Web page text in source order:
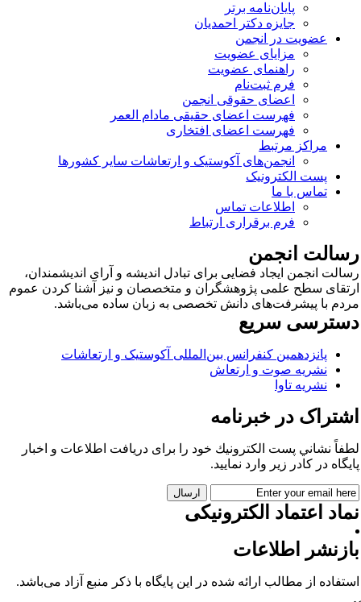
پایان‌نامه برتر
جایزه دکتر احمدیان
عضویت در انجمن
مزایای عضویت
راهنمای عضویت
فرم ثبت‌نام
اعضای حقوقی انجمن
فهرست اعضای حقیقی مادام‌ العمر
فهرست اعضای افتخاری
مراکز مرتبط
انجمن‌های آکوستیک و ارتعاشات سایر کشورها
پست الکترونیک
تماس با ما
اطلاعات تماس
فرم برقراری ارتباط
انجمن
انجمن ایجاد فضایی برای تبادل اندیشه و آرای اندیشمندان،
سطح علمی پژوهشگران و متخصصان و نیز آشنا کردن عموم
با پیشرفت‌های دانش تخصصی به زبان ساده می‌باشد.
سریع
پانزدهمین کنفرانس بین‌المللی آکوستیک و ارتعاشات
نشریه صوت و ارتعاش
نشریه تاوا
در خبرنامه
نشاني پست الكترونيك خود را برای دريافت اطلاعات و اخبار
در كادر زير وارد نمایید.
اعتماد الکترونیکی
اطلاعات
از مطالب ارائه شده در این پایگاه با ذکر منبع آزاد می‌باشد.